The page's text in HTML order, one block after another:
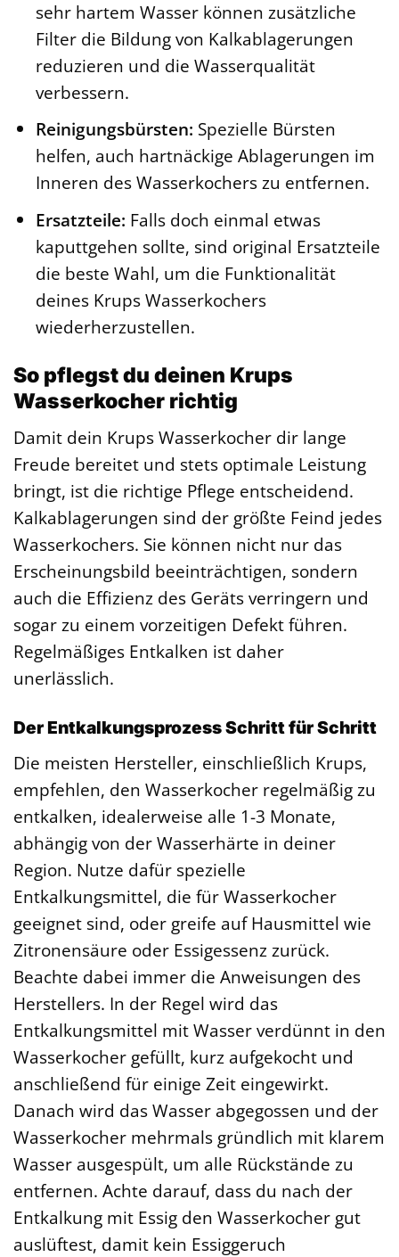
sehr hartem Wasser können zusätzliche
Filter die Bildung von Kalkablagerungen
reduzieren und die Wasserqualität
verbessern.
Reinigungsbürsten: Spezielle Bürsten
helfen, auch hartnäckige Ablagerungen im
Inneren des Wasserkochers zu entfernen.
Ersatzteile: Falls doch einmal etwas
kaputtgehen sollte, sind original Ersatzteile
die beste Wahl, um die Funktionalität
deines Krups Wasserkochers
wiederherzustellen.
So pflegst du deinen Krups
Wasserkocher richtig
Damit dein Krups Wasserkocher dir lange
Freude bereitet und stets optimale Leistung
bringt, ist die richtige Pflege entscheidend.
Kalkablagerungen sind der größte Feind jedes
Wasserkochers. Sie können nicht nur das
Erscheinungsbild beeinträchtigen, sondern
auch die Effizienz des Geräts verringern und
sogar zu einem vorzeitigen Defekt führen.
Regelmäßiges Entkalken ist daher
unerlässlich.
Der Entkalkungsprozess Schritt für Schritt
Die meisten Hersteller, einschließlich Krups,
empfehlen, den Wasserkocher regelmäßig zu
entkalken, idealerweise alle 1-3 Monate,
abhängig von der Wasserhärte in deiner
Region. Nutze dafür spezielle
Entkalkungsmittel, die für Wasserkocher
geeignet sind, oder greife auf Hausmittel wie
Zitronensäure oder Essigessenz zurück.
Beachte dabei immer die Anweisungen des
Herstellers. In der Regel wird das
Entkalkungsmittel mit Wasser verdünnt in den
Wasserkocher gefüllt, kurz aufgekocht und
anschließend für einige Zeit eingewirkt.
Danach wird das Wasser abgegossen und der
Wasserkocher mehrmals gründlich mit klarem
Wasser ausgespült, um alle Rückstände zu
entfernen. Achte darauf, dass du nach der
Entkalkung mit Essig den Wasserkocher gut
auslüftest, damit kein Essiggeruch